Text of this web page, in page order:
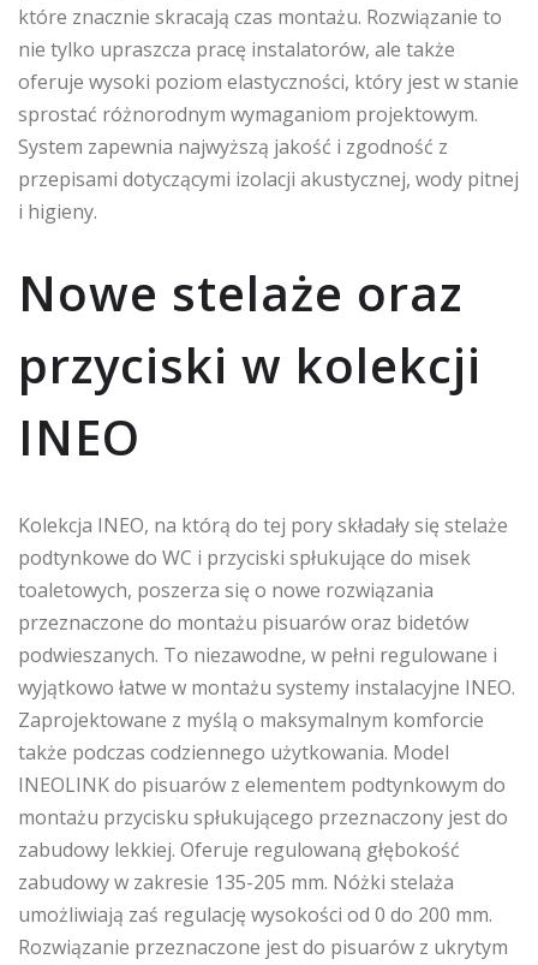
które znacznie skracają czas montażu. Rozwiązanie to
nie tylko upraszcza pracę instalatorów, ale także
oferuje wysoki poziom elastyczności, który jest w stanie
sprostać różnorodnym wymaganiom projektowym.
System zapewnia najwyższą jakość i zgodność z
przepisami dotyczącymi izolacji akustycznej, wody pitnej
i higieny.
Nowe stelaże oraz
przyciski w kolekcji
INEO
Kolekcja INEO, na którą do tej pory składały się stelaże
podtynkowe do WC i przyciski spłukujące do misek
toaletowych, poszerza się o nowe rozwiązania
przeznaczone do montażu pisuarów oraz bidetów
podwieszanych. To niezawodne, w pełni regulowane i
wyjątkowo łatwe w montażu systemy instalacyjne INEO.
Zaprojektowane z myślą o maksymalnym komforcie
także podczas codziennego użytkowania. Model
INEOLINK do pisuarów z elementem podtynkowym do
montażu przycisku spłukującego przeznaczony jest do
zabudowy lekkiej. Oferuje regulowaną głębokość
zabudowy w zakresie 135-205 mm. Nóżki stelaża
umożliwiają zaś regulację wysokości od 0 do 200 mm.
Rozwiązanie przeznaczone jest do pisuarów z ukrytym